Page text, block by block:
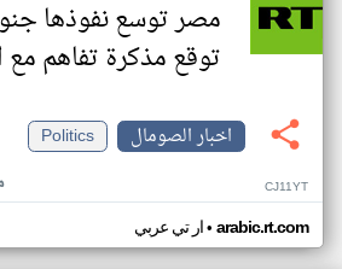
مصر توسع نفوذها
توقع مذكرة تفاهم مع
اخبار الصومال
Politics
CJ11YT
ار تي عربي• arabic.rt.com